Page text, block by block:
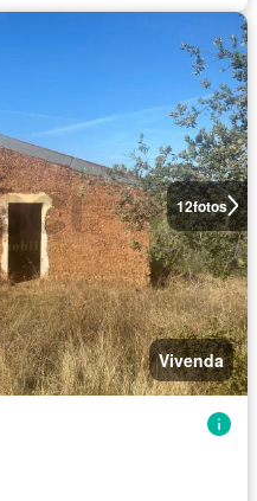
12fotos
Vivenda